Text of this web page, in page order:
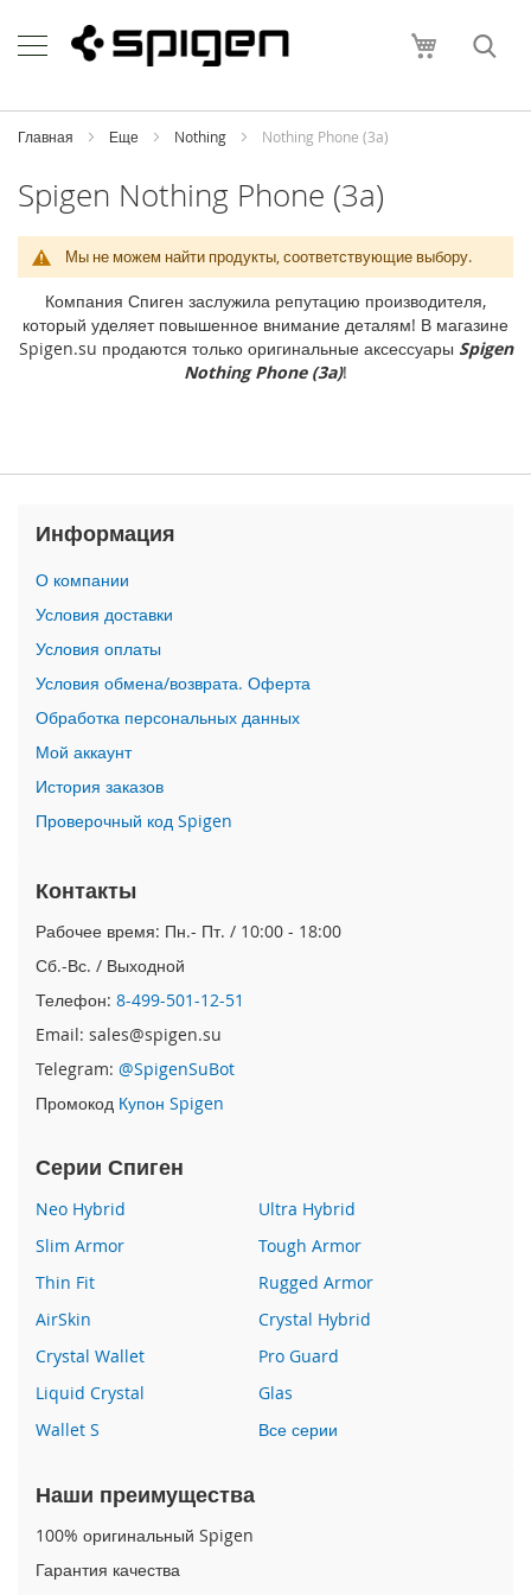
to
Content
Моя
h
o
i
P
h
e
1
M
P
h
o
n
e
1
7
P
r
o
i
o
n
e
A
i
r
i
P
h
e
7
P
h
o
n
1
6
P
o
a
Главная Еще Nothing Nothing Phone (3a)
Spigen Nothing Phone (3a)
Мы не можем найти продукты, соответствующие выбору.
Компания Спиген заслужила репутацию производителя,
который уделяет повышенное внимание деталям! В магазине
Spigen.su продаются только оригинальные аксессуары Spigen
Nothing Phone (3a)!
Информация
О компании
Условия доставки
Условия оплаты
Условия обмена/возврата. Оферта
Обработка персональных данных
Мой аккаунт
История заказов
Проверочный код Spigen
Контакты
Рабочее время: Пн.- Пт. / 10:00 - 18:00
Сб.-Вс. / Выходной
Телефон: 8-499-501-12-51
Email: sales@spigen.su
Telegram: @SpigenSuBot
Промокод Купон Spigen
Серии Спиген
Neo Hybrid
Ultra Hybrid
Slim Armor
Tough Armor
Thin Fit
Rugged Armor
AirSkin
Crystal Hybrid
Crystal Wallet
Pro Guard
Liquid Crystal
Glas
Wallet S
Все серии
Наши преимущества
100% оригинальный Spigen
Гарантия качества